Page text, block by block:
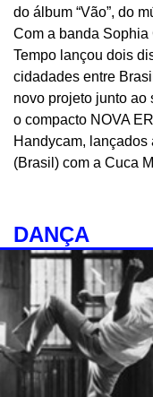
do álbum “Vão”, do
Com a banda
Tempo lançou dois
cidadades entre
novo projeto junto ao
o compacto NOVA
Handycam,
(Brasil) com a Cuca
DANÇA